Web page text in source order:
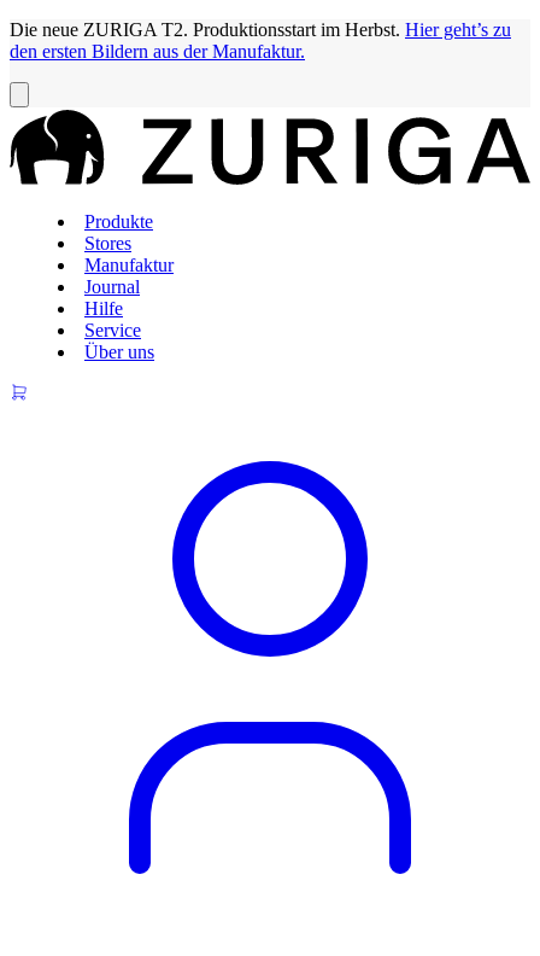
Die neue ZURIGA T2. Produktionsstart im Herbst. Hier geht’s zu
den ersten Bildern aus der Manufaktur.
Produkte
Stores
Manufaktur
Journal
Hilfe
Service
Über uns